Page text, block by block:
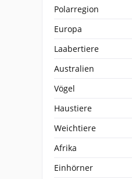
Polarregion
Europa
Laabertiere
Australien
Vögel
Haustiere
Weichtiere
Afrika
Einhörner